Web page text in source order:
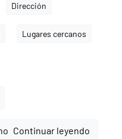
Dirección
Lugares cercanos
Continuar leyendo